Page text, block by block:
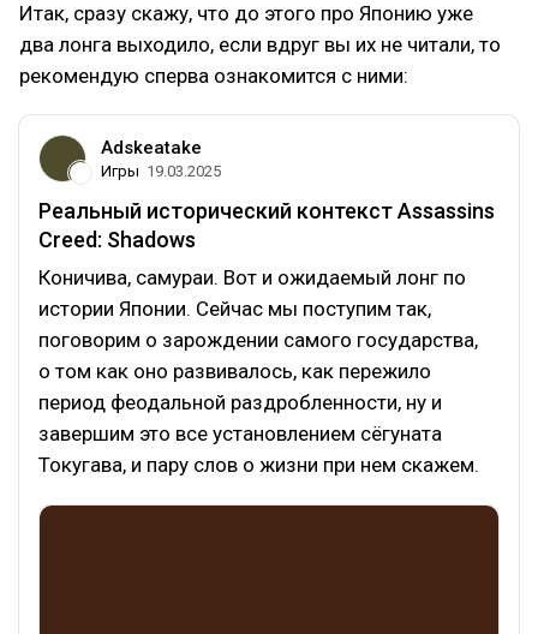
Итак, сразу скажу, что до этого про Японию уже
два лонга выходило, если вдруг вы их не читали, то
рекомендую сперва ознакомится с ними:
Adskeatake
Игры 19.03.2025
Реальный исторический контекст Assassins
Creed: Shadows
Коничива, самураи. Вот и ожидаемый лонг по
истории Японии. Сейчас мы поступим так,
поговорим о зарождении самого государства,
о том как оно развивалось, как пережило
период феодальной раздробленности, ну и
завершим это все установлением сёгуната
Токугава, и пару слов о жизни при нем скажем.